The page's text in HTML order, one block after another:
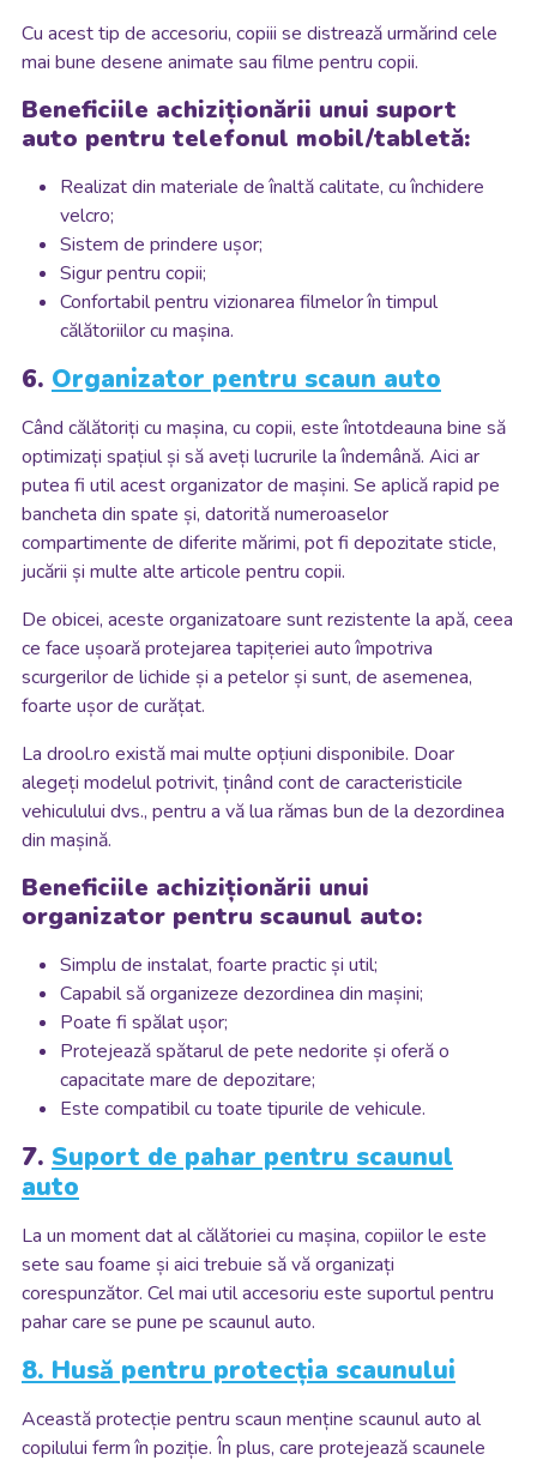
Cu acest tip de accesoriu, copiii se distrează urmărind cele
mai bune desene animate sau filme pentru copii.
Beneficiile achiziționării unui suport
auto pentru telefonul mobil/tabletă:
Realizat din materiale de înaltă calitate, cu închidere
velcro;
Sistem de prindere ușor;
Sigur pentru copii;
Confortabil pentru vizionarea filmelor în timpul
călătoriilor cu mașina.
6. Organizator pentru scaun auto
Când călătoriți cu mașina, cu copii, este întotdeauna bine să
optimizați spațiul și să aveți lucrurile la îndemână. Aici ar
putea fi util acest organizator de mașini. Se aplică rapid pe
bancheta din spate și, datorită numeroaselor
compartimente de diferite mărimi, pot fi depozitate sticle,
jucării și multe alte articole pentru copii.
De obicei, aceste organizatoare sunt rezistente la apă, ceea
ce face ușoară protejarea tapițeriei auto împotriva
scurgerilor de lichide și a petelor și sunt, de asemenea,
foarte ușor de curățat.
La drool.ro există mai multe opțiuni disponibile. Doar
alegeți modelul potrivit, ținând cont de caracteristicile
vehiculului dvs., pentru a vă lua rămas bun de la dezordinea
din mașină.
Beneficiile achiziționării unui
organizator pentru scaunul auto:
Simplu de instalat, foarte practic și util;
Capabil să organizeze dezordinea din mașini;
Poate fi spălat ușor;
Protejează spătarul de pete nedorite și oferă o
capacitate mare de depozitare;
Este compatibil cu toate tipurile de vehicule.
7. Suport de pahar pentru scaunul
auto
La un moment dat al călătoriei cu mașina, copiilor le este
sete sau foame și aici trebuie să vă organizați
corespunzător. Cel mai util accesoriu este suportul pentru
pahar care se pune pe scaunul auto.
8. Husă pentru protecția scaunului
Această protecție pentru scaun menține scaunul auto al
copilului ferm în poziție. În plus, care protejează scaunele